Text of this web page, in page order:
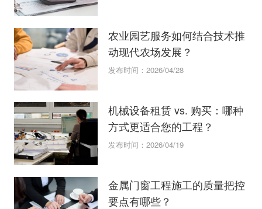
农业园艺服务如何结合技术推
动现代农场发展？
发布时间：2026/04/28
机械设备租赁 vs. 购买：哪种
方式更适合您的工程？
发布时间：2026/04/19
金属门窗工程施工的质量把控
要点有哪些？